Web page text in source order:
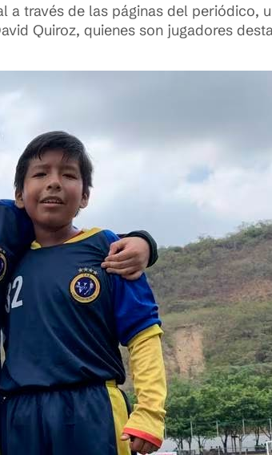
través de las páginas del periódico,
Quiroz, quienes son jugadores